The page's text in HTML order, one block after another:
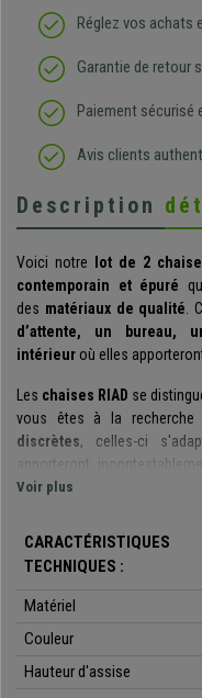
Réglez vos achats
Garantie de retour
Paiement sécurisé
Avis clients
Description
Voici notre lot de 2
contemporain et épuré
des matériaux de qualité.
d’attente, un bureau,
intérieur où elles
Les chaises RIAD se
vous êtes à la recherche
discrètes, celles-ci
apporteront
dans laquelle elles seront
commodes,leurs formes
àchaque utilisateur
un grand confort lors de
En outre, ces chaises sont
Voir plus
CARACTÉRISTIQUES
TECHNIQUES :
Matériel
Couleur
Hauteur d'assise